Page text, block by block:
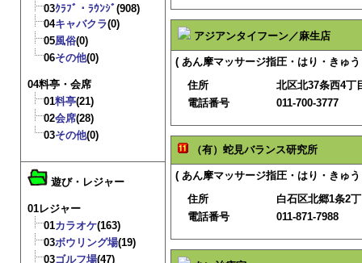
03ｸﾗﾌﾞ・ﾗｳﾝｼﾞ(908)
04キャバクラ(0)
05風俗(0)
06その他(0)
04料亭・会席
01料亭(21)
02会席(28)
03その他(0)
遊び・レジャー
01レジャー
01カラオケ(163)
03ボウリング場(19)
03ゴルフ場(47)
アジアンタイフーン／麻生店
( あん摩マッサージ指圧・はり・きゅ
住所
北区北37条西4丁
電話番号
011-700-3777
（有）蛇見バランス研究所
( あん摩マッサージ指圧・はり・きゅ
住所
白石区北郷1条2
電話番号
011-871-7988